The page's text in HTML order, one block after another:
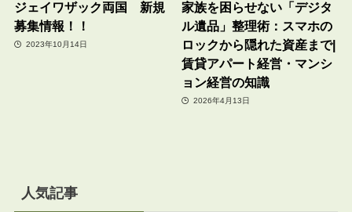
ジェイワザック両国 新規
募集情報！！
2023年10月14日
家族を困らせない「デジタ
ル遺品」整理術：スマホの
ロックから隠れた資産まで|
賃貸アパート経営・マンシ
ョン経営の知識
2026年4月13日
人気記事